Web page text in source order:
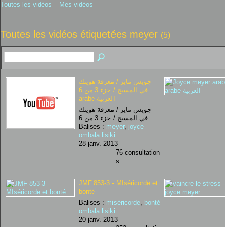
Toutes les vidéos Mes vidéos
Toutes les vidéos étiquetées meyer (5)
جويس ماير / معرفة هويتك
في المسيح / جزء 3 من 6
arabe العربية
جويس ماير / معرفة هويتك
في المسيح / جزء 3 من 6
Balises : meyer, joyce
ombala lisiki
28 janv. 2013
76 consultation
s
JMF 853-3 - MIséricorde et
bonté
Balises : miséricorde, bonté
ombala lisiki
20 janv. 2013